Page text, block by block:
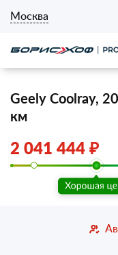
Москва
Geely Coolray,
км
2 041 444 ₽